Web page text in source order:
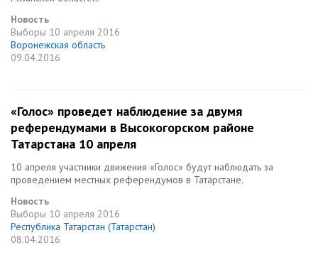
Новость
Выборы 10 апреля 2016
Воронежская область
09.04.2016
«Голос» проведет наблюдение за двумя
референдумами в Высокогорском районе
Татарстана 10 апреля
10 апреля участники движения «Голос» будут наблюдать за
проведением местных референдумов в Татарстане.
Новость
Выборы 10 апреля 2016
Республика Татарстан (Татарстан)
08.04.2016